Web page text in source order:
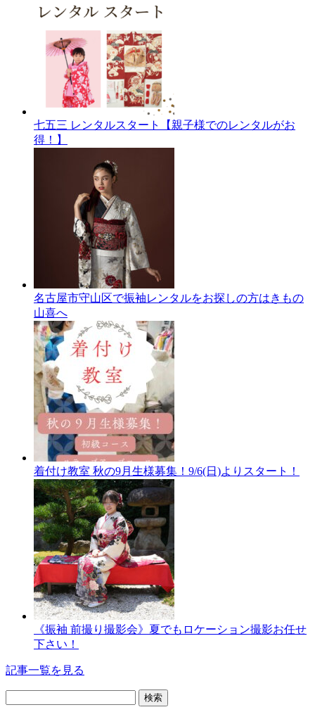
七五三 レンタルスタート【親子様でのレンタルがお
得！】
名古屋市守山区で振袖レンタルをお探しの方はきもの
山喜へ
着付け教室 秋の9月生様募集！9/6(日)よりスタート！
《振袖 前撮り撮影会》夏でもロケーション撮影お任せ
下さい！
記事一覧を見る